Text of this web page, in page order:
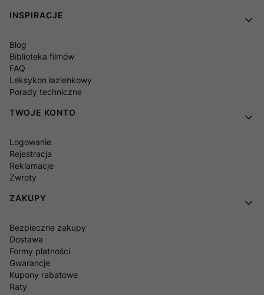
Linki w stopce
INSPIRACJE
Blog
Biblioteka filmów
FAQ
Leksykon łazienkowy
Porady techniczne
TWOJE KONTO
Logowanie
Rejestracja
Reklamacje
Zwroty
ZAKUPY
Bezpieczne zakupy
Dostawa
Formy płatności
Gwarancje
Kupony rabatowe
Raty